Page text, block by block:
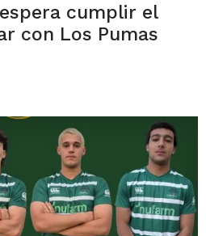
cumplir el
con Los Pumas